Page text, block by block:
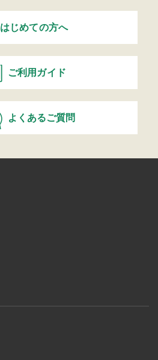
はじめての方へ
ご利用ガイド
よくあるご質問